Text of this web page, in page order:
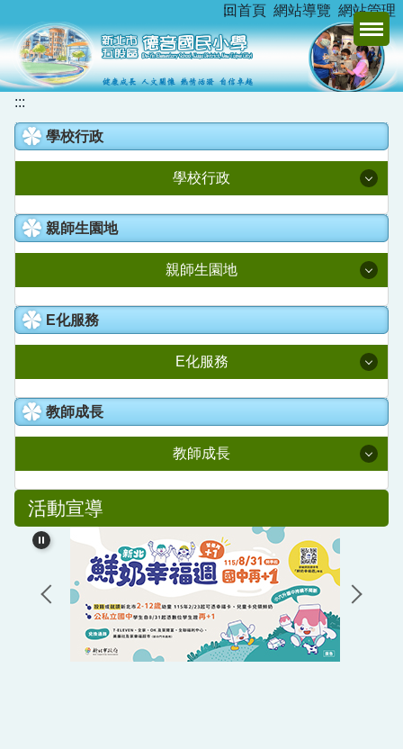
到
主
要
內
容
區
:::
回首頁 網站導覽 網站管理
:::
學校行政
學校行政
校長室
學輔處
人事室
附設幼兒園
親師生園地
親師生園地
升學資訊
語文競賽專區
家庭教育成果專區
德音社團
德音英語日
營養午餐專區
五股樂齡中心
E化服務
E化服務
教室預約系統
Youtube直播
新北學Bar
教育部信箱
德音國小學生申訴信箱
教師成長
教師成長
114學年度課程計畫
全國在職教師進修網
公開授課專區
教育雲
數位學習影音網
活動宣導